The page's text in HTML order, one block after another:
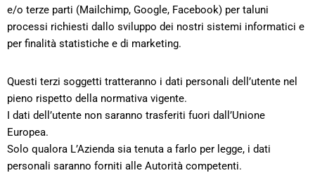
e/o terze parti (Mailchimp, Google, Facebook) per taluni
processi richiesti dallo sviluppo dei nostri sistemi informatici e
per finalità statistiche e di marketing.
Questi terzi soggetti tratteranno i dati personali dell’utente nel
pieno rispetto della normativa vigente.
I dati dell’utente non saranno trasferiti fuori dall’Unione
Europea.
Solo qualora L’Azienda sia tenuta a farlo per legge, i dati
personali saranno forniti alle Autorità competenti.